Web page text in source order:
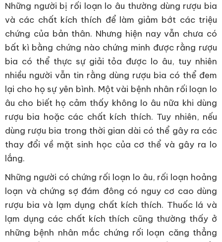
Những người bị rối loạn lo âu thường dùng rượu bia
và các chất kích thích để làm giảm bớt các triệu
chứng của bản thân. Nhưng hiện nay vẫn chưa có
bất kì bằng chứng nào chứng minh được rằng rượu
bia có thể thực sự giải tỏa được lo âu, tuy nhiên
nhiều người vẫn tin rằng dùng rượu bia có thể đem
lại cho họ sự yên bình. Một vài bệnh nhân rối loạn lo
âu cho biết họ cảm thấy không lo âu nữa khi dùng
rượu bia hoặc các chất kích thích. Tuy nhiên, nếu
dùng rượu bia trong thời gian dài có thể gây ra các
thay đổi về mặt sinh học của cơ thể và gây ra lo
lắng.
Những người có chứng rối loạn lo âu, rối loạn hoảng
loạn và chứng sợ đám đông có nguy cơ cao dùng
rượu bia và lạm dụng chất kích thích. Thuốc lá và
lạm dụng các chất kích thích cũng thường thấy ở
những bệnh nhân mắc chứng rối loạn căng thẳng